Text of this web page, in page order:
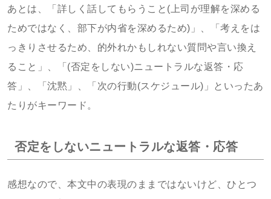
あとは、「詳しく話してもらうこと(上司が理解を深める
ためではなく、部下が内省を深めるため)」、「考えをは
っきりさせるため、的外れかもしれない質問や言い換え
ること」、「(否定をしない)ニュートラルな返答・応
答」、「沈黙」、「次の行動(スケジュール)」といったあ
たりがキーワード。
否定をしないニュートラルな返答・応答
感想なので、本文中の表現のままではないけど、ひとつ